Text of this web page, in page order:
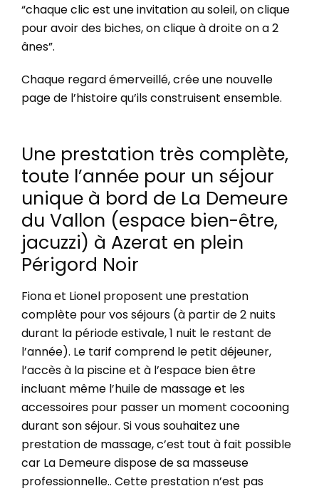
“chaque clic est une invitation au soleil, on clique
pour avoir des biches, on clique à droite on a 2
ânes”.
Chaque regard émerveillé, crée une nouvelle
page de l’histoire qu’ils construisent ensemble.
Une prestation très complète,
toute l’année pour un séjour
unique à bord de La Demeure
du Vallon (espace bien-être,
jacuzzi) à Azerat en plein
Périgord Noir
Fiona et Lionel proposent une prestation
complète pour vos séjours (à partir de 2 nuits
durant la période estivale, 1 nuit le restant de
l’année). Le tarif comprend le petit déjeuner,
l’accès à la piscine et à l’espace bien être
incluant même l’huile de massage et les
accessoires pour passer un moment cocooning
durant son séjour. Si vous souhaitez une
prestation de massage, c’est tout à fait possible
car La Demeure dispose de sa masseuse
professionnelle.. Cette prestation n’est pas